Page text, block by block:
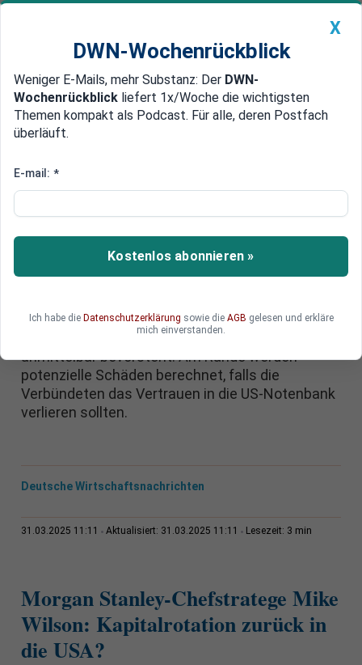
Newsticker MEIN DWN: Geldanlage Premium
Edelmetalle DWN-Magazin China
US-Börsen: Der Handelskrieg
Ausnahmestellung
Da Investitionen nach neuen Möglichkeiten
abseits der zuletzt florierenden US-Finanzmärkte
diese Veränderungen von Dauer sind oder ob eine
Erholung der amerikanischen Finanzmärkte
unmittelbar bevorsteht. Am Rande werden
potenzielle Schäden berechnet, falls die
Verbündeten das Vertrauen in die US-Notenbank
verlieren sollten.
Deutsche Wirtschaftsnachrichten
31.03.2025 11:11 Aktualisiert: 31.03.2025 11:11 Lesezeit: 3 min
Morgan Stanley-Chefstratege Mike
Wilson: Kapitalrotation zurück in
die USA?
X
DWN-Wochenrückblick
Weniger E-Mails, mehr Substanz: Der DWN-
Wochenrückblick liefert 1x/Woche die wichtigsten
Themen kompakt als Podcast. Für alle, deren Postfach
überläuft.
E-mail: *
Kostenlos abonnieren »
Ich habe die Datenschutzerklärung sowie die AGB gelesen und erkläre
mich einverstanden.